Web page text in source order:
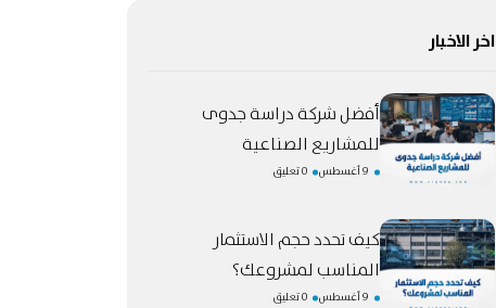
اخر الاخبار
أفضل شركة دراسة جدوى
للمشاريع الصناعية
9 أغسطس 0 تعليق
كيف تحدد حجم الاستثمار
المناسب لمشروعك؟
9 أغسطس 0 تعليق